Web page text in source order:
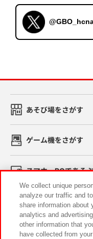
あそび場をさがす
ゲーム機をさがす
スマホ・PCであそぶ
イベント・キャンペ
We collect unique
analyze our traffic and
share information about
analytics and
other information that
have collected from